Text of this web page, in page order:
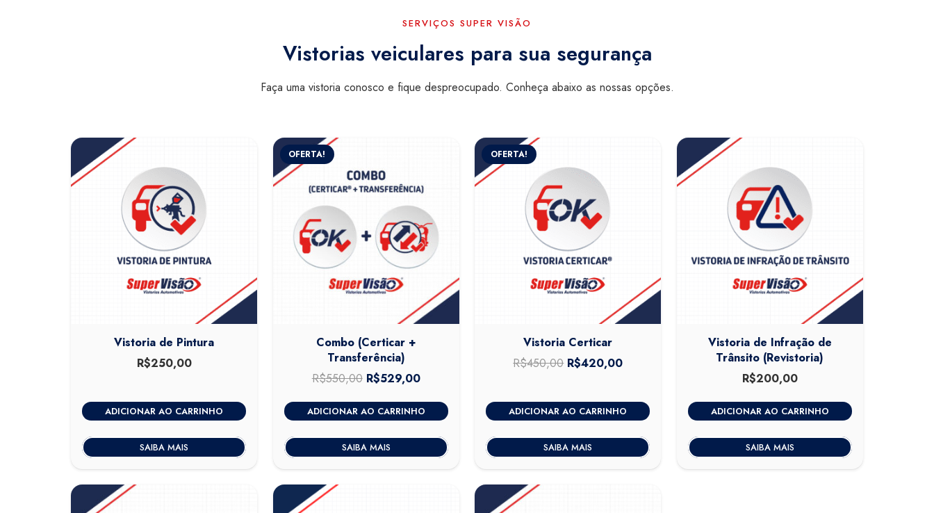
SERVIÇOS SUPER VISÃO
Vistorias veiculares para sua segurança
Faça uma vistoria conosco e fique despreocupado. Conheça abaixo as nossas opções.
Vistoria de Pintura
R$250,00
ADICIONAR AO CARRINHO
SAIBA MAIS
OFERTA!
Combo (Certicar +
Transferência)
R$550,00 O
original
era:
R$550,00.
R$529,00O
atual
é:
R$529,00.
ADICIONAR AO CARRINHO
SAIBA MAIS
OFERTA!
Vistoria Certicar
R$450,00 O
original
era:
R$450,00.
R$420,00
atual
é:
R$420,00.
ADICIONAR AO CARRINHO
SAIBA MAIS
Vistoria de Infração de
Trânsito (Revistoria)
R$200,00
ADICIONAR AO CARRINHO
SAIBA MAIS